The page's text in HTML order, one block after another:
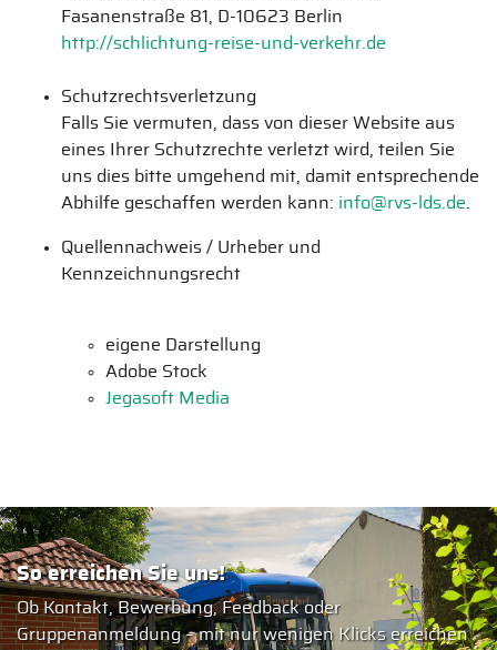
Fasanenstraße 81, D-10623 Berlin
http://schlichtung-reise-und-verkehr.de
Schutzrechtsverletzung
Falls Sie vermuten, dass von dieser Website aus
eines Ihrer Schutzrechte verletzt wird, teilen Sie
uns dies bitte umgehend mit, damit entsprechende
Abhilfe geschaffen werden kann: info@rvs-lds.de
Quellennachweis / Urheber und
Kennzeichnungsrecht
eigene Darstellung
Adobe Stock
Jegasoft Media
So erreichen Sie uns!
Ob Kontakt, Bewerbung, Feedback oder
Gruppenanmeldung – mit nur wenigen Klicks erreichen